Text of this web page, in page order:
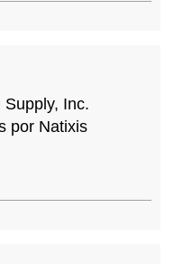
Inc.
por Natixis